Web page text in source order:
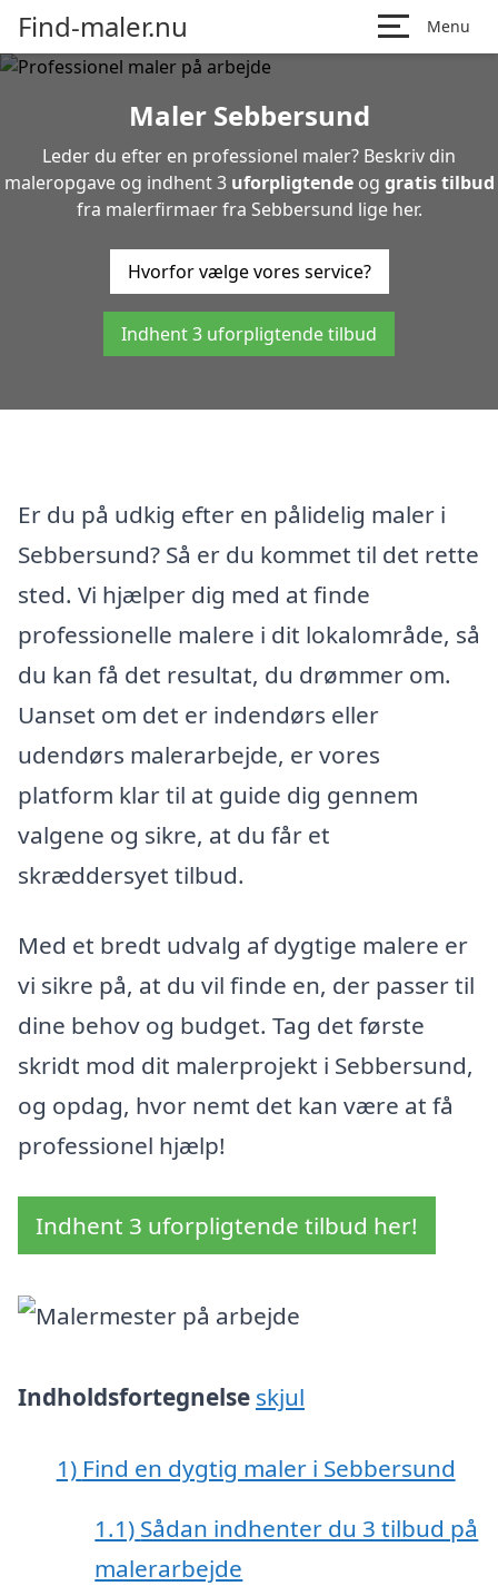
Find-maler.nu Menu
Maler Sebbersund
Leder du efter en professionel maler? Beskriv din
maleropgave og indhent 3 uforpligtendeog gratis tilbud
fra malerfirmaer fra Sebbersund lige her.
Hvorfor vælge vores service?
Indhent 3 uforpligtende tilbud
Er du på udkig efter en pålidelig maler i
Sebbersund? Så er du kommet til det rette
sted. Vi hjælper dig med at finde
professionelle malere i dit lokalområde, så
du kan få det resultat, du drømmer om.
Uanset om det er indendørs eller
udendørs malerarbejde, er vores
platform klar til at guide dig gennem
valgene og sikre, at du får et
skræddersyet tilbud.
Med et bredt udvalg af dygtige malere er
vi sikre på, at du vil finde en, der passer til
dine behov og budget. Tag det første
skridt mod dit malerprojekt i Sebbersund,
og opdag, hvor nemt det kan være at få
professionel hjælp!
Indhent 3 uforpligtende tilbud her!
Indholdsfortegnelse skjul
1) Find en dygtig maler i Sebbersund
1.1) Sådan indhenter du 3 tilbud på
malerarbejde